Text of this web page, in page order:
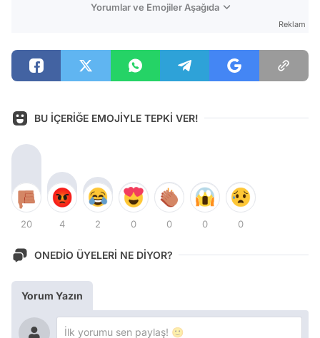
Yorumlar ve Emojiler Aşağıda
Reklam
BU İÇERİĞE EMOJİYLE TEPKİ VER!
20 4 2 0 0 0 0
ONEDİO ÜYELERİ NE DİYOR?
Yorum Yazın